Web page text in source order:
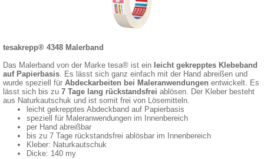
tesakrepp® 4348 Malerband
Das Malerband von der Marke tesa® ist ein leicht gekrepptes Klebeband
auf Papierbasis. Es lässt sich ganz einfach mit der Hand abreißen und
wurde speziell für Abdeckarbeiten bei Maleranwendungen entwickelt. Es
lässt sich bis zu 7 Tage lang rückstandsfrei ablösen. Der Kleber besteht
aus Naturkautschuk und ist somit frei von Lösemitteln.
leicht gekrepptes Abdeckband auf Papierbasis
speziell für Maleranwendungen im Innenbereich
per Hand abreißbar
bis zu 7 Tage rückstandsfrei ablösbar im Innenbereich
Kleber: Naturkautschuk
Dicke: 140 my